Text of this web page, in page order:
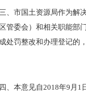
市国土资源局作为解决
区管委会）和相关职能
处罚整改和办理登记的
本意见自2018年9月1日